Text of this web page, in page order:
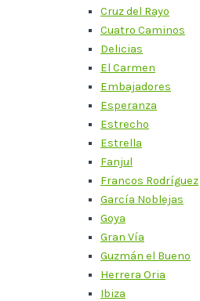
Cruz del Rayo
Cuatro Caminos
Delicias
El Carmen
Embajadores
Esperanza
Estrecho
Estrella
Fanjul
Francos Rodríguez
García Noblejas
Goya
Gran Vía
Guzmán el Bueno
Herrera Oria
Ibiza